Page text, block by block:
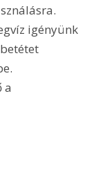
igényünk
a